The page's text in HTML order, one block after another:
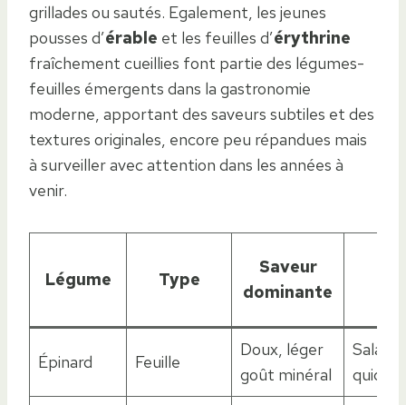
grillades ou sautés. Egalement, les jeunes
pousses d’érable et les feuilles d’érythrine
fraîchement cueillies font partie des légumes-
feuilles émergents dans la gastronomie
moderne, apportant des saveurs subtiles et des
textures originales, encore peu répandues mais
à surveiller avec attention dans les années à
venir.
Légume Type
Saveur
dominante
Épinard Feuille
Doux, léger
goût minéral